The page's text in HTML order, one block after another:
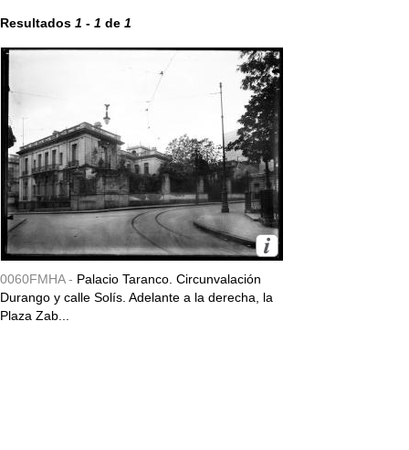
Resultados 1 - 1 de 1
0060FMHA - Palacio Taranco. Circunvalación
Durango y calle Solís. Adelante a la derecha, la
Plaza Zab...